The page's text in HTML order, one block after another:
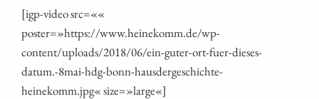
[igp-video src=««
poster=»https://www.heinekomm.de/wp-
content/uploads/2018/06/ein-guter-ort-fuer-dieses-
datum.-8mai-hdg-bonn-hausdergeschichte-
heinekomm.jpg« size=»large«]